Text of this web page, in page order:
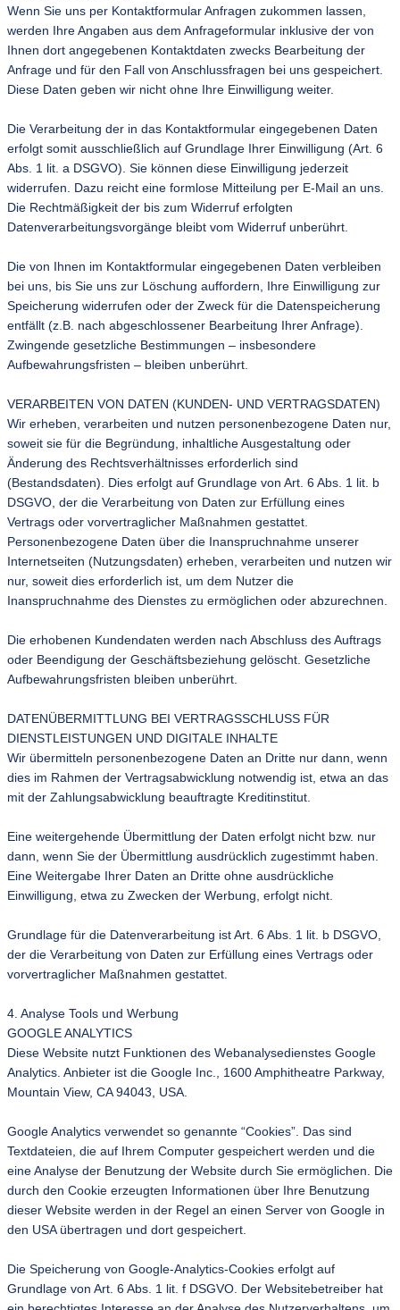
Wenn Sie uns per Kontaktformular Anfragen zukommen lassen,
werden Ihre Angaben aus dem Anfrageformular inklusive der von
Ihnen dort angegebenen Kontaktdaten zwecks Bearbeitung der
Anfrage und für den Fall von Anschlussfragen bei uns gespeichert.
Diese Daten geben wir nicht ohne Ihre Einwilligung weiter.
Die Verarbeitung der in das Kontaktformular eingegebenen Daten
erfolgt somit ausschließlich auf Grundlage Ihrer Einwilligung (Art. 6
Abs. 1 lit. a DSGVO). Sie können diese Einwilligung jederzeit
widerrufen. Dazu reicht eine formlose Mitteilung per E-Mail an uns.
Die Rechtmäßigkeit der bis zum Widerruf erfolgten
Datenverarbeitungsvorgänge bleibt vom Widerruf unberührt.
Die von Ihnen im Kontaktformular eingegebenen Daten verbleiben
bei uns, bis Sie uns zur Löschung auffordern, Ihre Einwilligung zur
Speicherung widerrufen oder der Zweck für die Datenspeicherung
entfällt (z.B. nach abgeschlossener Bearbeitung Ihrer Anfrage).
Zwingende gesetzliche Bestimmungen – insbesondere
Aufbewahrungsfristen – bleiben unberührt.
VERARBEITEN VON DATEN (KUNDEN- UND VERTRAGSDATEN)
Wir erheben, verarbeiten und nutzen personenbezogene Daten nur,
soweit sie für die Begründung, inhaltliche Ausgestaltung oder
Änderung des Rechtsverhältnisses erforderlich sind
(Bestandsdaten). Dies erfolgt auf Grundlage von Art. 6 Abs. 1 lit. b
DSGVO, der die Verarbeitung von Daten zur Erfüllung eines
Vertrags oder vorvertraglicher Maßnahmen gestattet.
Personenbezogene Daten über die Inanspruchnahme unserer
Internetseiten (Nutzungsdaten) erheben, verarbeiten und nutzen wir
nur, soweit dies erforderlich ist, um dem Nutzer die
Inanspruchnahme des Dienstes zu ermöglichen oder abzurechnen.
Die erhobenen Kundendaten werden nach Abschluss des Auftrags
oder Beendigung der Geschäftsbeziehung gelöscht. Gesetzliche
Aufbewahrungsfristen bleiben unberührt.
DATENÜBERMITTLUNG BEI VERTRAGSSCHLUSS FÜR
DIENSTLEISTUNGEN UND DIGITALE INHALTE
Wir übermitteln personenbezogene Daten an Dritte nur dann, wenn
dies im Rahmen der Vertragsabwicklung notwendig ist, etwa an das
mit der Zahlungsabwicklung beauftragte Kreditinstitut.
Eine weitergehende Übermittlung der Daten erfolgt nicht bzw. nur
dann, wenn Sie der Übermittlung ausdrücklich zugestimmt haben.
Eine Weitergabe Ihrer Daten an Dritte ohne ausdrückliche
Einwilligung, etwa zu Zwecken der Werbung, erfolgt nicht.
Grundlage für die Datenverarbeitung ist Art. 6 Abs. 1 lit. b DSGVO,
der die Verarbeitung von Daten zur Erfüllung eines Vertrags oder
vorvertraglicher Maßnahmen gestattet.
4. Analyse Tools und Werbung
GOOGLE ANALYTICS
Diese Website nutzt Funktionen des Webanalysedienstes Google
Analytics. Anbieter ist die Google Inc., 1600 Amphitheatre Parkway,
Mountain View, CA 94043, USA.
Google Analytics verwendet so genannte “Cookies”. Das sind
Textdateien, die auf Ihrem Computer gespeichert werden und die
eine Analyse der Benutzung der Website durch Sie ermöglichen. Die
durch den Cookie erzeugten Informationen über Ihre Benutzung
dieser Website werden in der Regel an einen Server von Google in
den USA übertragen und dort gespeichert.
Die Speicherung von Google-Analytics-Cookies erfolgt auf
Grundlage von Art. 6 Abs. 1 lit. f DSGVO. Der Websitebetreiber hat